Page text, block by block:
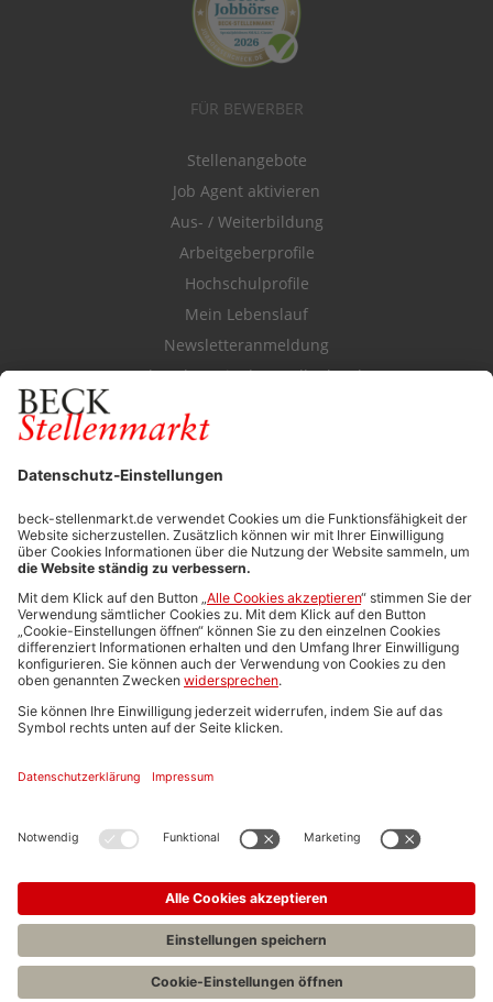
FÜR BEWERBER
Stellenangebote
Job Agent aktivieren
Aus- / Weiterbildung
Arbeitgeberprofile
Hochschulprofile
Mein Lebenslauf
Newsletteranmeldung
Durchsuchen Sie den Stellenkatalog
FÜR ARBEITGEBER
Stellenmarktpreise
Anzeigen-AGB
Media-Daten
Newsletteranmeldung
Produktübersicht
ALLGEMEIN
FAQs
Impressum
Stellenangebote C.H.BECK